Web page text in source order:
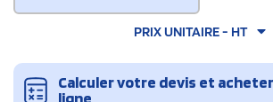
PRIX UNITAIRE - HT
Calculer votre devis et